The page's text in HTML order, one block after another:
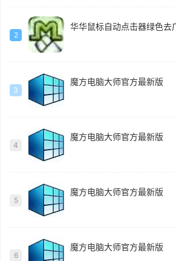
2
华华鼠标自动点击器绿色去
3
魔方电脑大师官方最新版
4
魔方电脑大师官方最新版
5
魔方电脑大师官方最新版
6
魔方电脑大师官方最新版